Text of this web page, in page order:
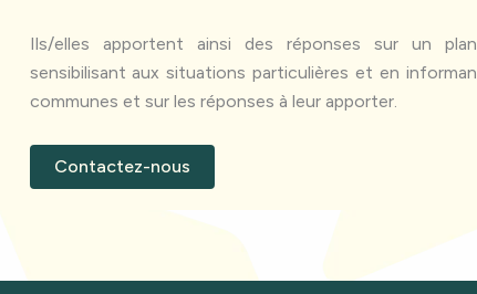
Ils/elles apportent ainsi des réponses sur un
sensibilisant aux situations particulières et en
communes et sur les réponses à leur apporter.
Contactez-nous